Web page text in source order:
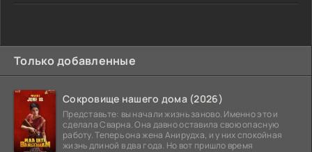
Только добавленные
Сокровище нашего дома (2026)
Представьте: вы начали жизнь заново. Именно это и
сделала Сварна. Она давно оставила свою опасную
работу. Теперь она жена Анирудха, и у них спокойная
жизнь длиной в два года. Но вот пришло время